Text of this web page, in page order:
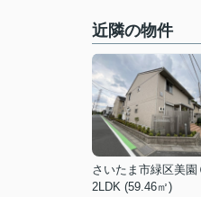
近隣の物件
2LDK (59.46㎡)